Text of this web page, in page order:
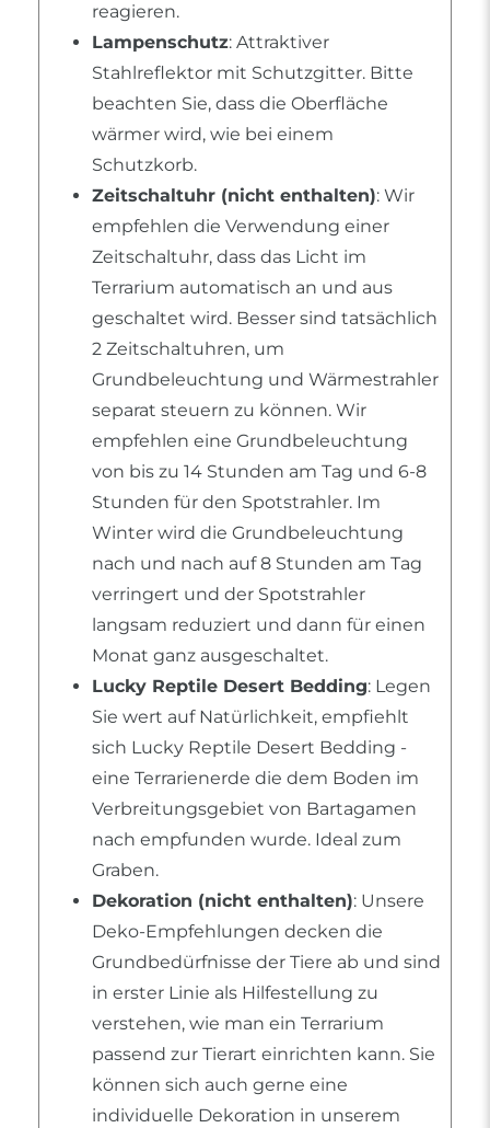
reagieren.
Lampenschutz: Attraktiver
Stahlreflektor mit Schutzgitter. Bitte
beachten Sie, dass die Oberfläche
wärmer wird, wie bei einem
Schutzkorb.
Zeitschaltuhr (nicht enthalten): Wir
empfehlen die Verwendung einer
Zeitschaltuhr, dass das Licht im
Terrarium automatisch an und aus
geschaltet wird. Besser sind tatsächlich
2 Zeitschaltuhren, um
Grundbeleuchtung und Wärmestrahler
separat steuern zu können. Wir
empfehlen eine Grundbeleuchtung
von bis zu 14 Stunden am Tag und 6-8
Stunden für den Spotstrahler. Im
Winter wird die Grundbeleuchtung
nach und nach auf 8 Stunden am Tag
verringert und der Spotstrahler
langsam reduziert und dann für einen
Monat ganz ausgeschaltet.
Lucky Reptile Desert Bedding: Legen
Sie wert auf Natürlichkeit, empfiehlt
sich Lucky Reptile Desert Bedding -
eine Terrarienerde die dem Boden im
Verbreitungsgebiet von Bartagamen
nach empfunden wurde. Ideal zum
Graben.
Dekoration (nicht enthalten): Unsere
Deko-Empfehlungen decken die
Grundbedürfnisse der Tiere ab und sind
in erster Linie als Hilfestellung zu
verstehen, wie man ein Terrarium
passend zur Tierart einrichten kann. Sie
können sich auch gerne eine
individuelle Dekoration in unserem